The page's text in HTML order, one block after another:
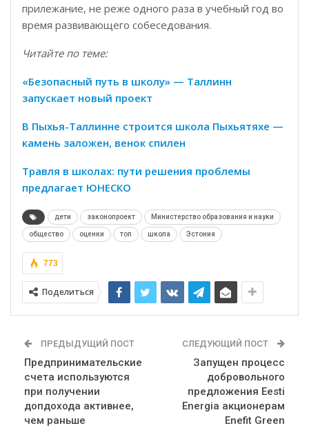
прилежание, не реже одного раза в учебный год во
время развивающего собеседования.
Читайте по теме:
«Безопасный путь в школу» — Таллинн
запускает новый проект
В Пыхья-Таллинне строится школа Пыхьятяхе —
камень заложен, венок спилен
Травля в школах: пути решения проблемы
предлагает ЮНЕСКО
дети законопроект Министерство образования и науки
общество оценки топ школа Эстония
773
Поделиться
ПРЕДЫДУЩИЙ ПОСТ
Предпринимательские
счета используются
при получении
допдохода активнее,
чем раньше
СЛЕДУЮЩИЙ ПОСТ
Запущен процесс
добровольного
предложения Eesti
Energia акционерам
Enefit Green